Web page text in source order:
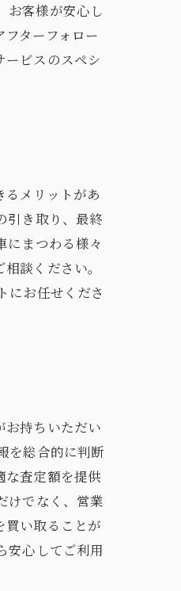
お客様が安心し
ターフォロー
ビスのスペシ
メリットがあ
引き取り、最終
まつわる様々
談ください。
にお任せくださ
お持ちいただい
を総合的に判断
な査定額を提供
けでなく、営業
買い取ることが
安心してご利用